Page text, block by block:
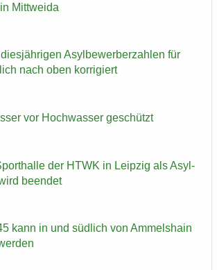
Mitt­wei­da
Asyl­be­wer­ber­zah­len für
nach oben kor­ri­giert
vor Hoch­was­ser ge­schützt
der HTWK in Leip­zig als Asyl­
be­en­det
kann in und süd­lich von Am­mels­hain